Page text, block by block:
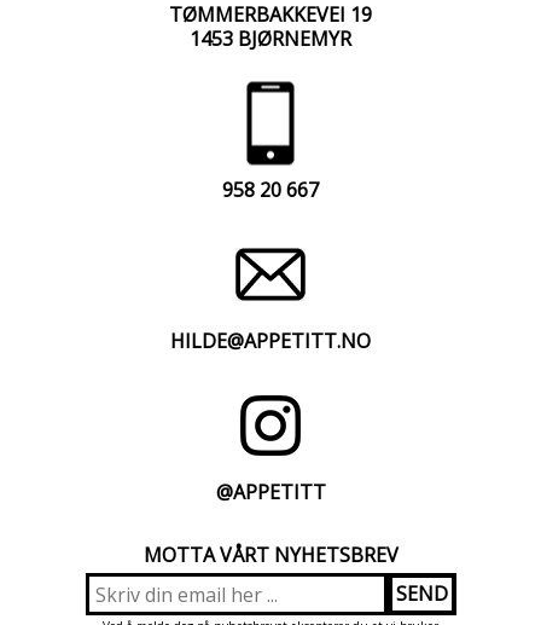
TØMMERBAKKEVEI 19
1453 BJØRNEMYR
958 20 667
HILDE@APPETITT.NO
@APPETITT
MOTTA VÅRT NYHETSBREV